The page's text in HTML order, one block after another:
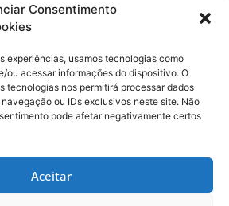
Consentimento
experiências, usamos tecnologias como
ou acessar informações do dispositivo. O
tecnologias nos permitirá processar dados
ou IDs exclusivos neste site. Não
pode afetar negativamente certos
Aceitar
Atherino / AVAÍ F.C.
ESSA NOTÍCIA